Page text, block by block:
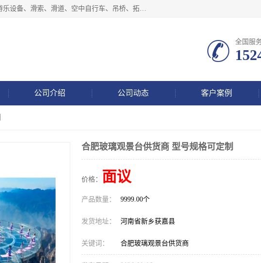
新乡市鑫豫游乐设备有限公司成立于2018年，注册地位于河南省。经营范围包括游乐设备、滑索、滑道、空中自行车、吊桥、拓展器材、攀岩器材、趣桥、悬崖秋千、网红桥、儿童乐园设备、水上乐园设备、丛林穿越设备、音乐呐喊设备、轨道滑车、栈道、玻璃滑道、观景平台、景观包装的设计、制造、销售、安装、维修，景区策划服务。
全国服
公司介绍 公司动态 客户案例
合肥玻璃观景台供货商 型号规格可定制
价格： 面议
产品数量： 9999.00个
发货地址： 河南省新乡获嘉县
关键词： 合肥玻璃观景台供货商